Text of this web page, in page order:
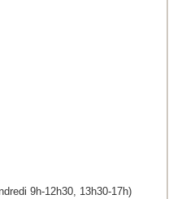
9h-12h30, 13h30-17h)